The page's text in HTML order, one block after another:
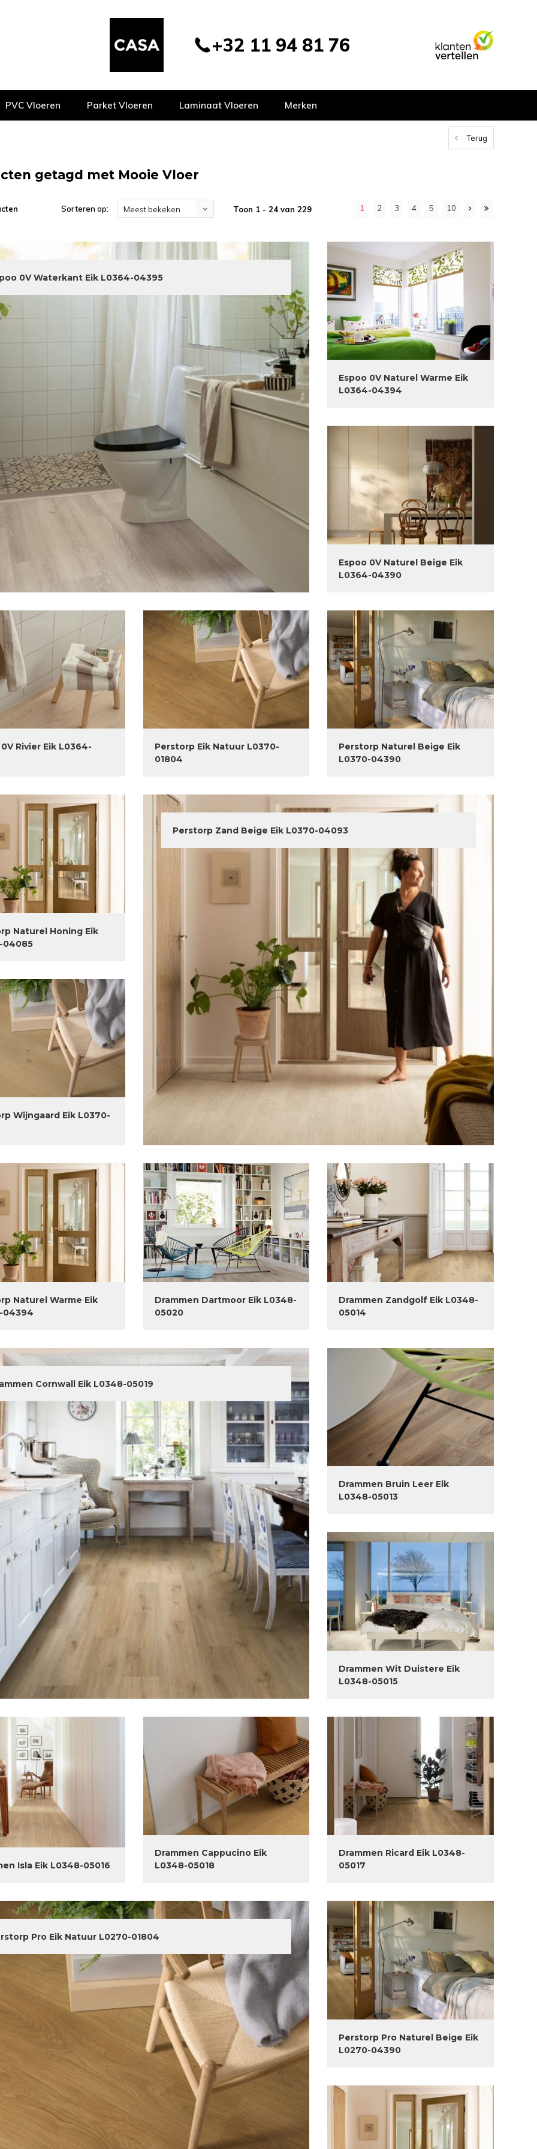
+32 11 94 81 76
PVC Vloeren Parket Vloeren Laminaat Vloeren Merken
Terug
getagd met Mooie Vloer
Sorteren op: Meest bekeken Toon 1 - 24 van 229 1 2 3 4 5 10
0V Waterkant Eik L0364-04395
Espoo 0V Naturel Warme Eik
L0364-04394
Espoo 0V Naturel Beige Eik
L0364-04390
Rivier Eik L0364-
Perstorp Eik Natuur L0370-
01804
Perstorp Naturel Beige Eik
L0370-04390
Naturel Honing Eik
04085
Wijngaard Eik L0370-
Perstorp Zand Beige Eik L0370-04093
Naturel Warme Eik
04394
Drammen Dartmoor Eik L0348-
05020
Drammen Zandgolf Eik L0348-
05014
Cornwall Eik L0348-05019
Drammen Bruin Leer Eik
L0348-05013
Drammen Wit Duistere Eik
L0348-05015
Isla Eik L0348-05016
Drammen Cappucino Eik
L0348-05018
Drammen Ricard Eik L0348-
05017
Pro Eik Natuur L0270-01804
Perstorp Pro Naturel Beige Eik
L0270-04390